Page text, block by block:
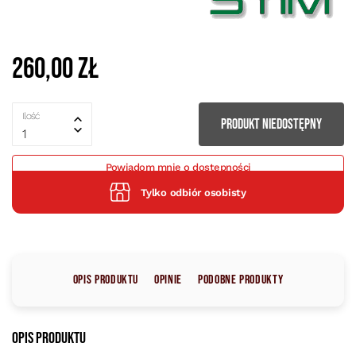
260,00 zł
Ilość
1
PRODUKT NIEDOSTĘPNY
Powiadom mnie o dostępności
Tylko odbiór osobisty
Opis produktu Opinie Podobne produkty
Opis produktu